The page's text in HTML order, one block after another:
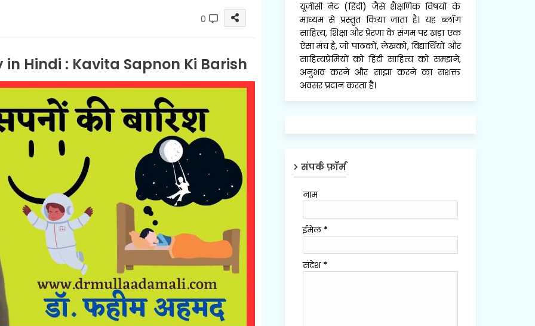
0
Hindi : Kavita Sapnon Ki Barish
यूजीसी नेट (हिंदी) जैसे शैक्षणिक विषयों के
माध्यम से प्रस्तुत किया जाता है। यह ब्लॉग
साहित्य, शिक्षा और प्रेरणा के संगम पर खड़ा एक
ऐसा मंच है, जो पाठकों, लेखकों, विद्यार्थियों और
साहित्यप्रेमियों को हिंदी साहित्य को समझने,
अनुभव करने और साझा करने का सशक्त
अवसर प्रदान करता है।
संपर्क फ़ॉर्म
नाम
ईमेल *
संदेश *